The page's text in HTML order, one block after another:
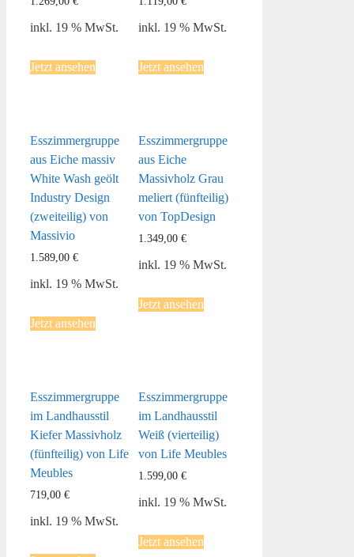
inkl. 19 % MwSt.
Jetzt ansehen
inkl. 19 % MwSt.
Jetzt ansehen
Esszimmergruppe
aus Eiche massiv
White Wash geölt
Industry Design
(zweiteilig) von
Massivio
1.589,00 €
inkl. 19 % MwSt.
Jetzt ansehen
Esszimmergruppe
aus Eiche
Massivholz Grau
meliert (fünfteilig)
von TopDesign
1.349,00€
inkl. 19 % MwSt.
Jetzt ansehen
Esszimmergruppe
im Landhausstil
Kiefer Massivholz
(fünfteilig) von Life
Meubles
719,00 €
inkl. 19 % MwSt.
Esszimmergruppe
im Landhausstil
Weiß (vierteilig)
von Life Meubles
1.599,00€
inkl. 19 % MwSt.
Jetzt ansehen